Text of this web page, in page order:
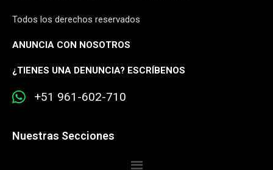
Todos los derechos reservados
ANUNCIA CON NOSOTROS
¿TIENES UNA DENUNCIA? ESCRÍBENOS
+51 961-602-710
Nuestras Secciones